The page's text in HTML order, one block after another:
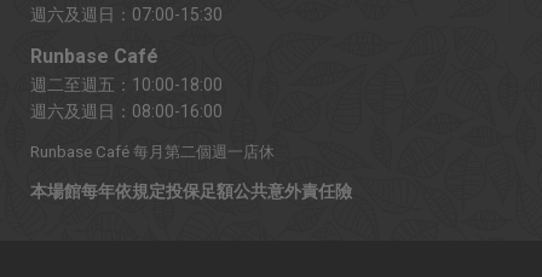
週六及週日：07:00-15:30
Runbase Café
週二至週五：10:00-18:00
週六及週日：08:00-16:00
Runbase Café 每月第二個週一店休
本場館每年依規定投保足額公共意外責任險